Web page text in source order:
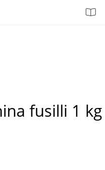
fusilli 1 kg